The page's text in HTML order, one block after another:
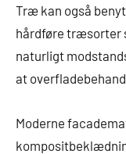
Træ kan også
hårdføre træsorter
naturligt
at
Moderne